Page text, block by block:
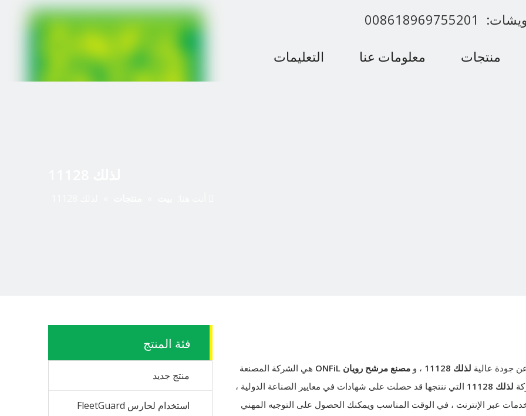
منتجات معلومات عنا
التعليمات
فئة المنتج
منتج جديد
استخدام لحارس FleetGuard
جودة عالية لذلك 11128 ، و مصنع مرشح رويان ONFiL
هي الشركة المصنعة
لذلك 11128
التي ننتجها قد حصلت على شهادات في معايير الصناعة الدولية ،
عبر الإنترنت ، في الوقت المناسب ويمكنك الحصول على التوجيه المهني